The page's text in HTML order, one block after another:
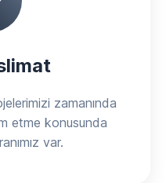
zamanında
etme konusunda
var.